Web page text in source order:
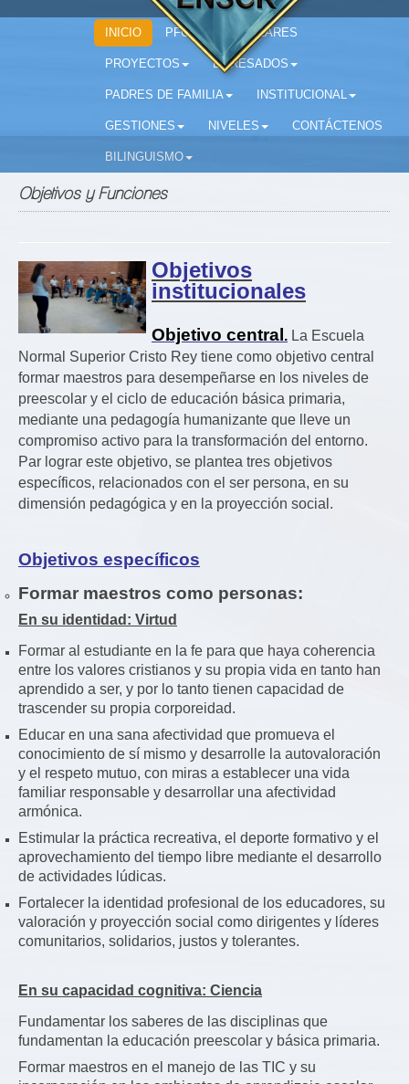
INICIO PFC CIRCULARES
PROYECTOS EGRESADOS
PADRES DE FAMILIA INSTITUCIONAL
GESTIONES NIVELES CONTÁCTENOS
BILINGUISMO
Objetivos y Funciones
Objetivos
institucionales
Objetivo central . La Escuela
Normal Superior Cristo Rey tiene como objetivo central
formar maestros para desempeñarse en los niveles de
preescolar y el ciclo de educación básica primaria,
mediante una pedagogía humanizante que lleve un
compromiso activo para la transformación del entorno.
Par lograr este objetivo, se plantea tres objetivos
específicos, relacionados con el ser persona, en su
dimensión pedagógica y en la proyección social.
Objetivos específicos
Formar maestros como personas:
En su identidad: Virtud
Formar al estudiante en la fe para que haya coherencia
entre los valores cristianos y su propia vida en tanto han
aprendido a ser, y por lo tanto tienen capacidad de
trascender su propia corporeidad.
Educar en una sana afectividad que promueva el
conocimiento de sí mismo y desarrolle la autovaloración
y el respeto mutuo, con miras a establecer una vida
familiar responsable y desarrollar una afectividad
armónica.
Estimular la práctica recreativa, el deporte formativo y el
aprovechamiento del tiempo libre mediante el desarrollo
de actividades lúdicas.
Fortalecer la identidad profesional de los educadores, su
valoración y proyección social como dirigentes y líderes
comunitarios, solidarios, justos y tolerantes.
En su capacidad cognitiva: Ciencia
Fundamentar los saberes de las disciplinas que
fundamentan la educación preescolar y básica primaria.
Formar maestros en el manejo de las TIC y su